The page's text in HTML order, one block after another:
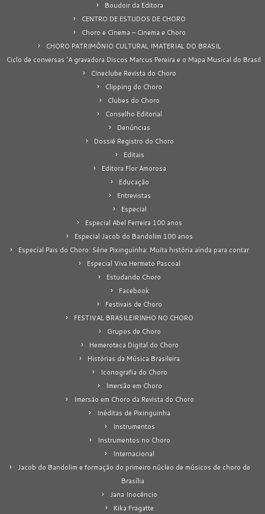
Boudoir da Editora
CENTRO DE ESTUDOS DE CHORO
Choro e Cinema – Cinema e Choro
CHORO PATRIMÔNIO CULTURAL IMATERIAL DO BRASIL
Ciclo de conversas 'A gravadora Discos Marcus Pereira e o Mapa Musical do Brasil
Cineclube Revista do Choro
Clipping do Choro
Clubes do Choro
Conselho Editorial
Denúncias
Dossiê Registro do Choro
Editais
Editora Flor Amorosa
Educação
Entrevistas
Especial
Especial Abel Ferreira 100 anos
Especial Jacob do Bandolim 100 anos
Especial Pais do Choro: Série Pixinguinha: Muita história ainda para contar
Especial Viva Hermeto Pascoal
Estudando Choro
Facebook
Festivais de Choro
FESTIVAL BRASILEIRINHO NO CHORO
Grupos de Choro
Hemeroteca Digital do Choro
Histórias da Música Brasileira
Iconografia do Choro
Imersão em Choro
Imersão em Choro da Revista do Choro
Inéditas de Pixinguinha
Instrumentos
Instrumentos no Choro
Internacional
Jacob do Bandolim e formação do primeiro núcleo de músicos de choro de
Brasília
Jana Inocêncio
Kika Fragatte